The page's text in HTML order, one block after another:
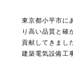
東京都小平市に
り高い品質と確
貢献してきまし
建築電気設備工